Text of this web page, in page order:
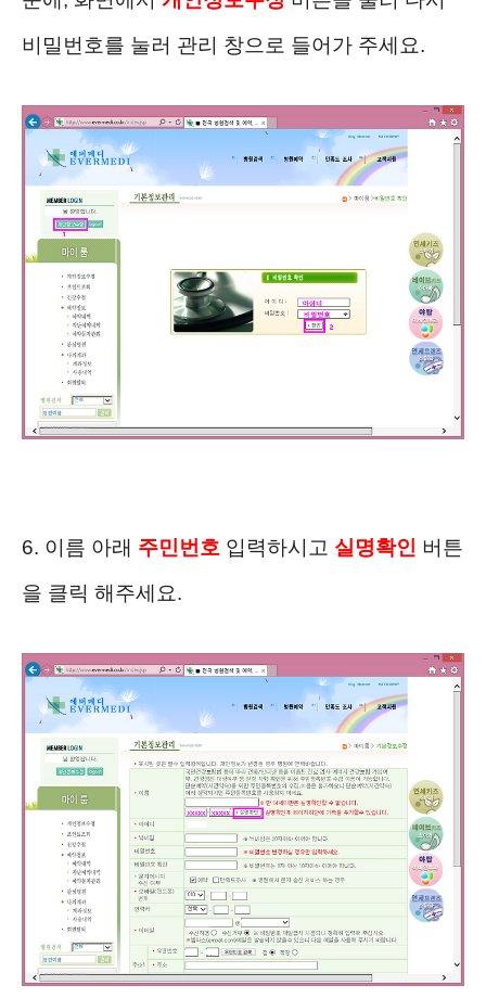
비밀번호를 눌러 관리 창으로 들어가 주세요.
6. 이름 아래 주민번호 입력하시고 실명확인 버튼
을 클릭 해주세요.